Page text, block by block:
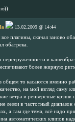
13.02.2009 @ 14:44
плагины, скачал заново
обатрека.
перегруженности и
более жирную
общем то касаются именно
на мой взгляд саму
ветра и ренверсные крэши
лезли в частотный
а там где тема, всё надо
автоматических клипов